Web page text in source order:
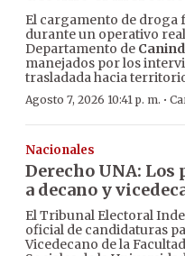
El cargamento de droga
durante un operativo
Departamento de
manejados por los
trasladada hacia
Agosto 7, 2026 10:41 p. m. ·
Nacionales
Derecho UNA: Los
a decano y
El Tribunal Electoral
oficial de candidaturas
Vicedecano de la